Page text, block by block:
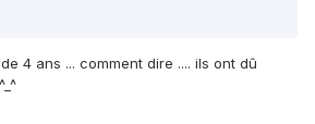
4 ans ... comment dire .... ils ont dû